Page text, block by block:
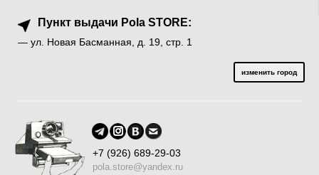
Пункт выдачи Pola STORE:
— ул. Новая Басманная, д. 19, стр. 1
изменить город
+7 (926) 689-29-03
pola.store@yandex.ru